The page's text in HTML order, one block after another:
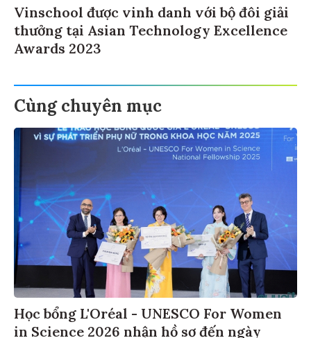
Vinschool được vinh danh với bộ đôi giải
thưởng tại Asian Technology Excellence
Awards 2023
Cùng chuyên mục
Học bổng L'Oréal - UNESCO For Women
in Science 2026 nhận hồ sơ đến ngày